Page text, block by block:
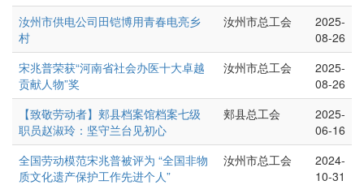
汝州市供电公司田铠博用青春电亮乡
村
汝州市总工会
2025-
08-26
宋兆普荣获“河南省社会办医十大卓越
贡献人物”奖
汝州市总工会
2025-
08-26
【致敬劳动者】郏县档案馆档案七级
职员赵淑玲：坚守兰台见初心
郏县总工会
2025-
06-16
全国劳动模范宋兆普被评为 “全国非物
质文化遗产保护工作先进个人”
汝州市总工会
2024-
10-31